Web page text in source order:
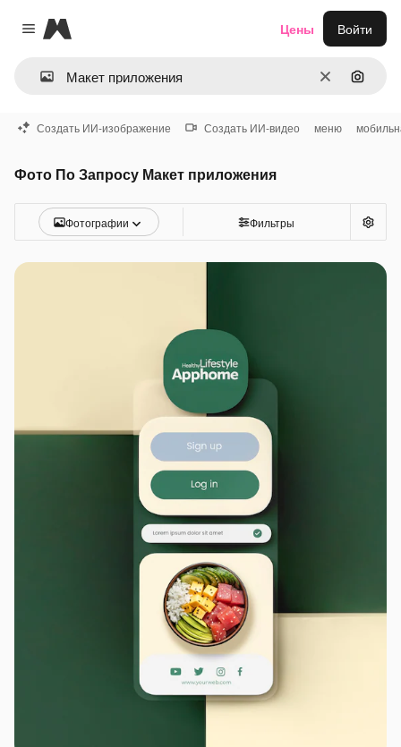
Close menu
Magnific
ОчиститьПоиск
Цены Войти
Создать ИИ-изображение Создать ИИ-видео меню
Фото По Запросу Макет приложения
Фотографии Фильтры